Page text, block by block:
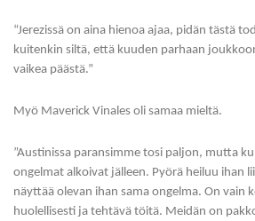
“Jerezissä on aina hienoa ajaa, pidän tästä
kuitenkin siltä, että kuuden parhaan
vaikea päästä.”
Myö Maverick Vinales oli samaa mieltä.
”Austinissa paransimme tosi paljon, mutta
ongelmat alkoivat jälleen. Pyörä heiluu ihan
näyttää olevan ihan sama ongelma. On vain
huolellisesti ja tehtävä töitä. Meidän on